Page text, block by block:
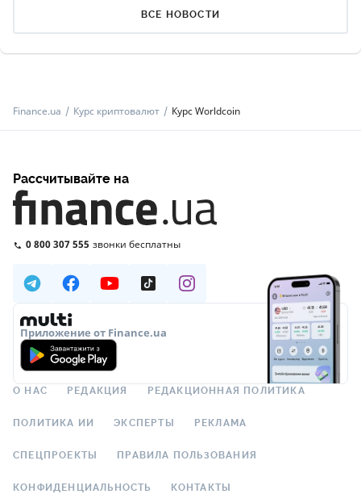
ВСЕ НОВОСТИ
Finance.ua Курс криптовалют Курс Worldcoin
Рассчитывайте на
0 800 307 555 звонки бесплатны
Приложение от Finance.ua
О НАС РЕДАКЦИЯ РЕДАКЦИОННАЯ ПОЛИТИКА
ПОЛИТИКА ИИ ЭКСПЕРТЫ РЕКЛАМА
СПЕЦПРОЕКТЫ ПРАВИЛА ПОЛЬЗОВАНИЯ
КОНФИДЕНЦИАЛЬНОСТЬ КОНТАКТЫ